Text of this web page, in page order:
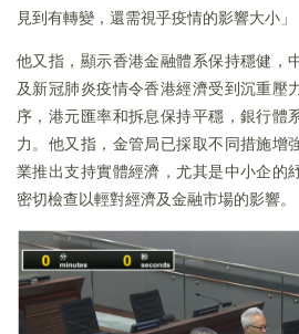
見到有轉變，還需視乎疫情的影響大小」
他又指，顯示香港金融體系保持穩健，
及新冠肺炎疫情令香港經濟受到沉重壓
序，港元匯率和拆息保持平穩，銀行體
力。他又指，金管局已採取不同措施增
業推出支持實體經濟，尤其是中小企的
密切檢查以輕對經濟及金融市場的影響。